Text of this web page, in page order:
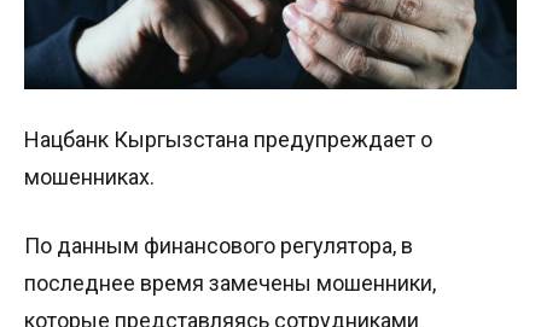
Нацбанк Кыргызстана предупреждает о
мошенниках.
По данным финансового регулятора, в
последнее время замечены мошенники,
которые представляясь сотрудниками